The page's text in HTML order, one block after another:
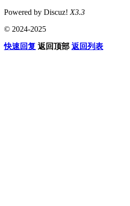
Powered by Discuz! X3.3
© 2024-2025
快速回复 返回顶部 返回列表